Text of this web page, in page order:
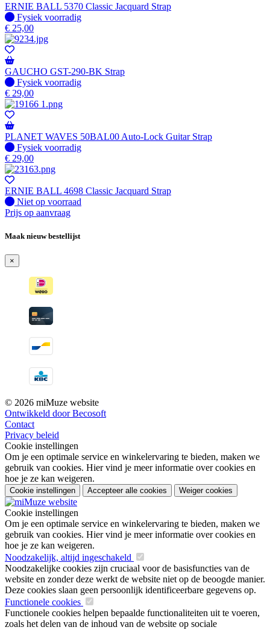
ERNIE BALL 5370 Classic Jacquard Strap
Fysiek voorradig
Fysiek voorradig
€ 25,00
GAUCHO GST-290-BK Strap
Fysiek voorradig
Fysiek voorradig
€ 29,00
PLANET WAVES 50BAL00 Auto-Lock Guitar Strap
Fysiek voorradig
Fysiek voorradig
€ 29,00
ERNIE BALL 4698 Classic Jacquard Strap
Fysiek voorradig
Niet op voorraad
Prijs op aanvraag
Maak nieuw bestellijst
×
© 2026 miMuze website
Ontwikkeld door Becosoft
Contact
Privacy beleid
Cookie instellingen
Om je een optimale service en winkelervaring te bieden, maken we
gebruik van cookies. Hier vind je meer informatie over cookies en
hoe je ze kan weigeren.
Cookie instellingen Accepteer alle cookies Weiger cookies
Cookie instellingen
Om je een optimale service en winkelervaring te bieden, maken we
gebruik van cookies. Hier vind je meer informatie over cookies en
hoe je ze kan weigeren.
Noodzakelijk, altijd ingeschakeld
Noodzakelijke cookies zijn cruciaal voor de basisfuncties van de
website en zonder deze werkt de website niet op de beoogde manier.
Deze cookies slaan geen persoonlijk identificeerbare gegevens op.
Functionele cookies
Functionele cookies helpen bepaalde functionaliteiten uit te voeren,
zoals het delen van de inhoud van de website op sociale